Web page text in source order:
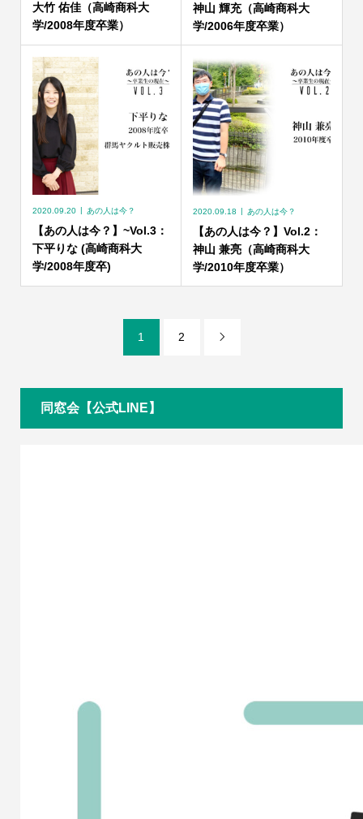
大竹 佑佳（高崎商科大
学/2008年度卒業）
神山 輝充（高崎商科大
学/2006年度卒業）
2020.09.20 あの人は今？
【あの人は今？】~Vol.3：
下平りな (高崎商科大
学/2008年度卒)
2020.09.18 あの人は今？
【あの人は今？】Vol.2：
神山 兼亮（高崎商科大
学/2010年度卒業）
1 2 
同窓会【公式LINE】